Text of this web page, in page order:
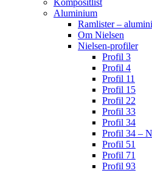
Kompositlist
Aluminium
Ramlister –
Om Nielsen
Nielsen-profiler
Profil 3
Profil 4
Profil 11
Profil 15
Profil 22
Profil 33
Profil 34
Profil 34 –
Profil 51
Profil 71
Profil 93